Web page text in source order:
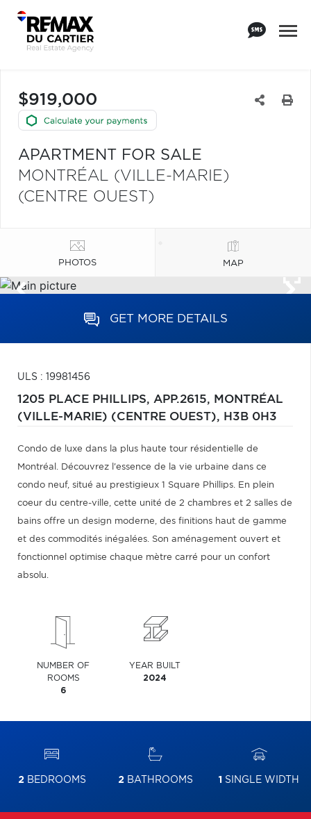
$919,000
APARTMENT FOR SALE
MONTRÉAL (VILLE-MARIE)
(CENTRE OUEST)
PHOTOS MAP
GET MORE DETAILS
ULS : 19981456
1205 PLACE PHILLIPS, APP.2615, MONTRÉAL
(VILLE-MARIE) (CENTRE OUEST), H3B 0H3
Condo de luxe dans la plus haute tour résidentielle de
Montréal. Découvrez l'essence de la vie urbaine dans ce
condo neuf, situé au prestigieux 1 Square Phillips. En plein
coeur du centre-ville, cette unité de 2 chambres et 2 salles de
bains offre un design moderne, des finitions haut de gamme
et des commodités inégalées. Son aménagement ouvert et
fonctionnel optimise chaque mètre carré pour un confort
absolu.
NUMBER OF
ROOMS
6
YEAR BUILT
2024
2BEDROOMS 2BATHROOMS 1 SINGLE WIDTH